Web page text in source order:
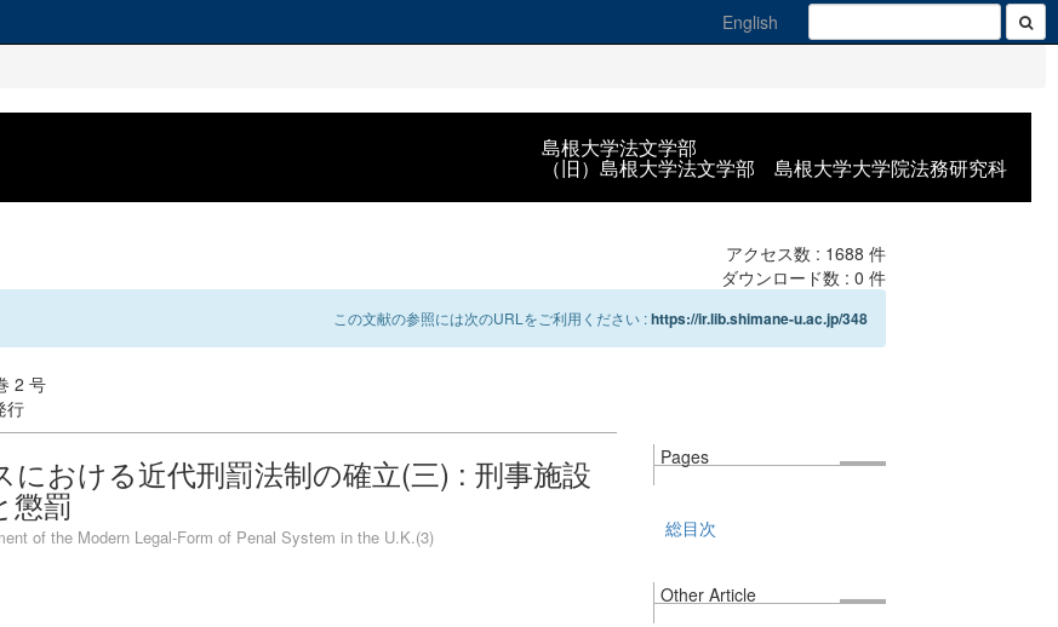
English
島根大学法文学部
（旧）島根大学法文学部 島根大学大学院法務研究科
アクセス数 : 1688 件
ダウンロード数 : 0 件
この文献の参照には次のURLをご利用ください :https://ir.lib.shimane-u.ac.jp/348
2 号
行
における近代刑罰法制の確立(三) : 刑事施設
懲罰
of the Modern Legal-Form of Penal System in the U.K.(3)
Pages
総目次
Other Article